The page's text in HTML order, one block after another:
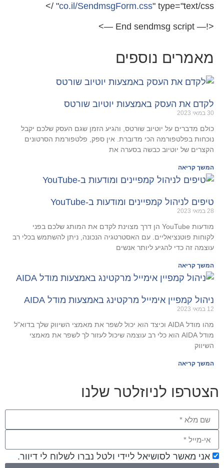
co.il/SendmsgForm.css" type="text/css" />
<!— End sendmsg script —>
מאמרים נוספים
לקדם את העסק באמצעות יוטיוב שורטס
30 במאי 2023
כולם מדברים על יוטיוב שורטס, והגיע הזמן שגם העסק שלכם יקבל
נוכחות בפלטפורמה הכי מדוברת. אין ספק, פלטפורמת הסרטונים
הקצרים של יוטיוב כבשה בסערה את
המשך קריאה
טיפים לניהול קמפיינים ומודעות ב-YouTube
28 במאי 2023
מודעות YouTube הן דרך מצוינת לקדם את המותג שלכם בפני
לקוחות פוטנציאליים. עם האסטרטגיה הנכונה, ניתן להשתמש בכלי רב
עוצמה זה כדי להגיע ליותר אנשים
המשך קריאה
ניהול קמפיין אימייל מרקטינג באמצעות מודל AIDA
12 במאי 2023
מהו מודל AIDA וכיצד הוא יכול לשפר את מאמצי השיווק שלך בדוא"ל
מודל AIDA הוא כלי רב עוצמה שיכול לעזור לך לשפר את מאמצי
השיווק
המשך קריאה
הצטרפו לניוזלטר שלנו
אני מאשר לסושיאל ליידי ולטל נברו לשלוח לי דיוור.